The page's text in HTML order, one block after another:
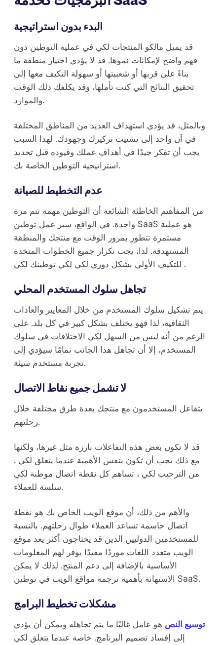
البدء بدون استراتيجية
قد يميل مالكو المنتجات لكي في عملية التوطين دون
فهم واضح لإمكانات نموها. قد لا يؤدي اختيار منطقة ما
بناءً على قربها أو شعبيتها أو سهولة التكيف معها إلى
تحقيق النتائج التي كنت تأملها، وقد يكلفك ذلك الوقت
والموارد.
وبالمثل، قد يؤدي استهداف العديد من المناطق المختلفة
في آن واحد إلى تشتيت تركيزك وجهودك. لهذا السبب
يجب أن تفكر جيدًا في أهداف عملك وقيوده قبل تحديد
استراتيجية التوطين الخاصة بك.
عدم التخطيط للصيانة
من المفاهيم الخاطئة الشائعة أن التوطين مهمة تتم مرة
واحدة. في الواقع، سير عمل توطين SaaS هو عملية
مستمرة تتطور بمرور الوقت مع منتجك والمنطقة
المستهدفة. لذا، يجب تكرار جميع الخطوات المتخذة
للتكيف الأولي بشكل دوري لكي لكي توطينك لكي .
تجاهل سلوك المستخدم المحلي
يتم تشكيل سلوك المستخدم من خلال المعايير والعادات
الثقافية، لذا فهو يختلف بشكل كبير في كل بلد. على
الرغم من أنه ليس من السهل لكي الاختلافات في سلوك
المستخدم، إلا أن تجاهل هذا الجانب تمامًا سيؤدي إلى
تجربة مستخدم سيئة.
لا تشمل جميع نقاط الاتصال
يتفاعل المستخدمون مع منتجك بعدة طرق مختلفة خلال
رحلتهم.
قد لا تكون بعض هذه التفاعلات بارزة مثل غيرها، ولكنها
مع ذلك يجب أن تكون بنفس الأهمية عندما يتعلق لكي .
من الترحيب لكي ، تساهم كل نقطة اتصال موطنة لكي
سلسة للعملاء.
والأهم من ذلك، أن موقع الويب الخاص بك هو نقطة
اتصال حاسمة تساعد العملاء طوال رحلتهم. بالنسبة
للمستخدمين الدوليين الذين قد يحتاجون أكثر يعد موقع
الويب متعدد اللغات موردًا مفيدًا يوفر لهم المعلومات
الأساسية بالإضافة إلى دعم المنتج. لذلك لا يمكن
الاستهانة بأهمية ترجمة مواقع الويب في توطين SaaS.
مشكلات تخطيط البرامج
توسيع النص هو عامل غالبًا ما يتم تجاهله ويمكن أن يؤدي
إلى إفساد تصميم البرنامج. خاصة عندما يتعلق لكي